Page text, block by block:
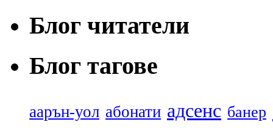
Блог читатели
Блог тагове
аарън-уол абонати адсенс банер